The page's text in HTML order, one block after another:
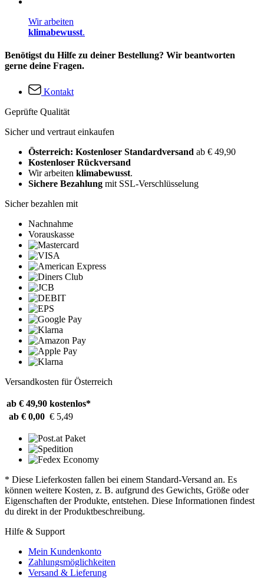
Wir arbeiten
klimabewusst.
Benötigst du Hilfe zu deiner Bestellung? Wir beantworten
gerne deine Fragen.
Kontakt
Geprüfte Qualität
Sicher und vertraut einkaufen
Österreich: Kostenloser Standardversand ab € 49,90
Kostenloser Rückversand
Wir arbeiten klimabewusst.
Sichere Bezahlung mit SSL-Verschlüsselung
Sicher bezahlen mit
Nachnahme
Vorauskasse
Versandkosten für Österreich
ab € 49,90 kostenlos*
ab € 0,00 € 5,49
* Diese Lieferkosten fallen bei einem Standard-Versand an. Es
können weitere Kosten, z. B. aufgrund des Gewichts, Größe oder
Eigenschaften der Produkte, entstehen. Diese Informationen findest
du direkt in der Produktbeschreibung.
Hilfe & Support
Mein Kundenkonto
Zahlungsmöglichkeiten
Versand & Lieferung